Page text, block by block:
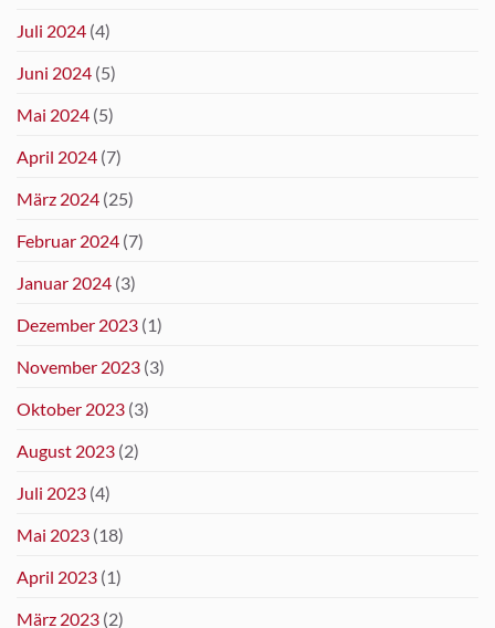
Juli 2024 (4)
Juni 2024 (5)
Mai 2024 (5)
April 2024 (7)
März 2024 (25)
Februar 2024 (7)
Januar 2024 (3)
Dezember 2023 (1)
November 2023 (3)
Oktober 2023 (3)
August 2023 (2)
Juli 2023 (4)
Mai 2023 (18)
April 2023 (1)
März 2023 (2)